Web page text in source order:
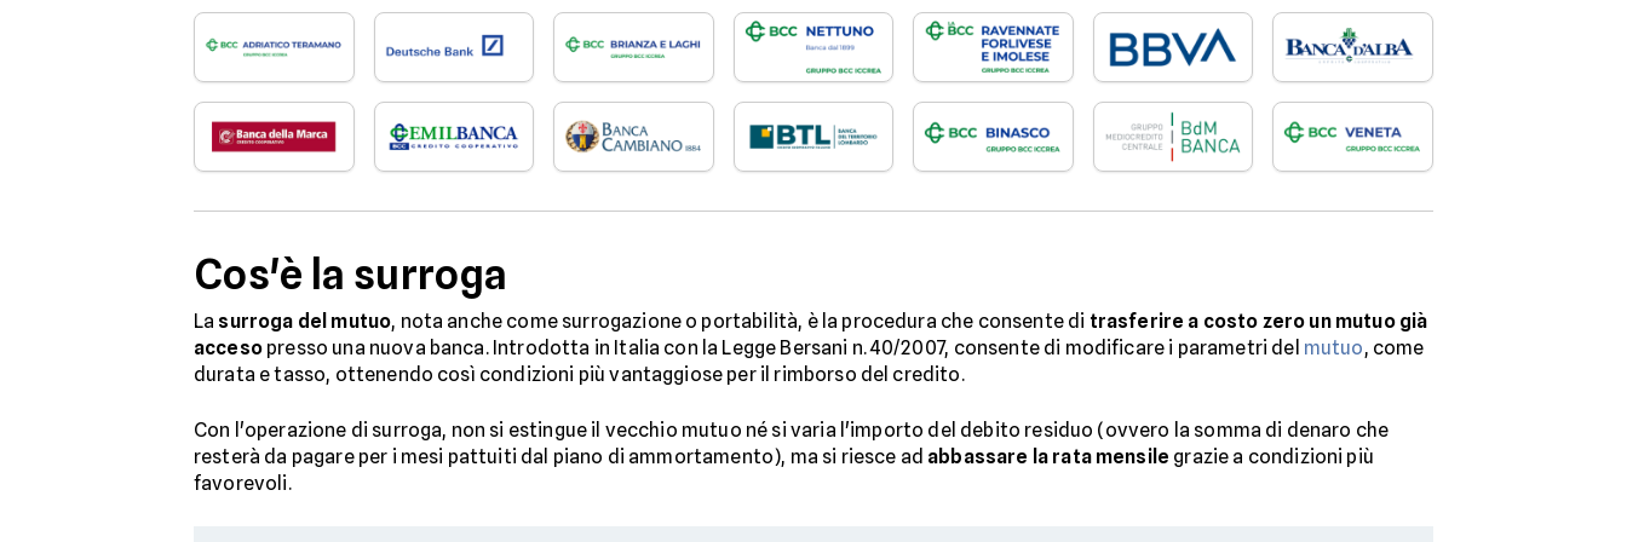
Cos'è la surroga
La surroga del mutuo, nota anche come surrogazione o portabilità, è la procedura che consente di trasferire a costo zero un mutuo già
accesopresso una nuova banca. Introdotta in Italia con la Legge Bersani n. 40/2007, consente di modificare i parametri del mutuo, come
durata e tasso, ottenendo così condizioni più vantaggiose per il rimborso del credito.
Con l'operazione di surroga, non si estingue il vecchio mutuo né si varia l'importo del debito residuo (ovvero la somma di denaro che
resterà da pagare per i mesi pattuiti dal piano di ammortamento), ma si riesce ad abbassare la rata mensile grazie a condizioni più
favorevoli.